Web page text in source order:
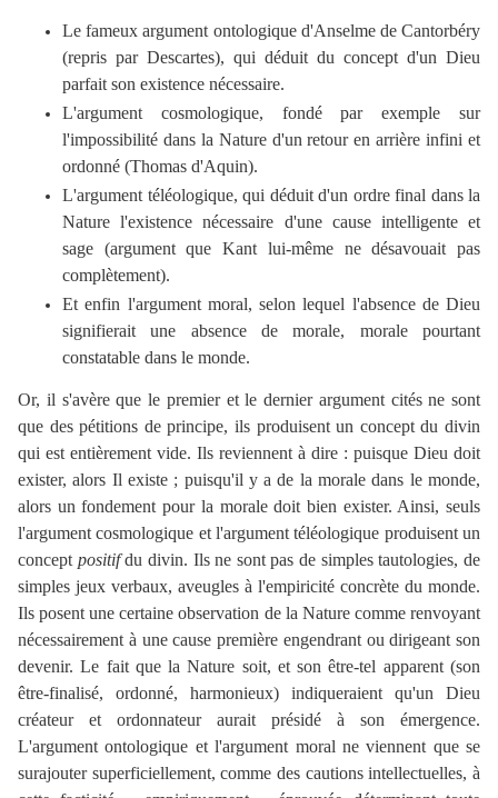
Le fameux argument ontologique d'Anselme de Cantorbéry
(repris par Descartes), qui déduit du concept d'un Dieu
parfait son existence nécessaire.
L'argument cosmologique, fondé par exemple sur
l'impossibilité dans la Nature d'un retour en arrière infini et
ordonné (Thomas d'Aquin).
L'argument téléologique, qui déduit d'un ordre final dans la
Nature l'existence nécessaire d'une cause intelligente et
sage (argument que Kant lui-même ne désavouait pas
complètement).
Et enfin l'argument moral, selon lequel l'absence de Dieu
signifierait une absence de morale, morale pourtant
constatable dans le monde.
Or, il s'avère que le premier et le dernier argument cités ne sont
que des pétitions de principe, ils produisent un concept du divin
qui est entièrement vide. Ils reviennent à dire : puisque Dieu doit
exister, alors Il existe ; puisqu'il y a de la morale dans le monde,
alors un fondement pour la morale doit bien exister. Ainsi, seuls
l'argument cosmologique et l'argument téléologique produisent un
concept positifdu divin. Ils ne sont pas de simples tautologies, de
simples jeux verbaux, aveugles à l'empiricité concrète du monde.
Ils posent une certaine observation de la Nature comme renvoyant
nécessairement à une cause première engendrant ou dirigeant son
devenir. Le fait que la Nature soit, et son être-tel apparent (son
être-finalisé, ordonné, harmonieux) indiqueraient qu'un Dieu
créateur et ordonnateur aurait présidé à son émergence.
L'argument ontologique et l'argument moral ne viennent que se
surajouter superficiellement, comme des cautions intellectuelles, à